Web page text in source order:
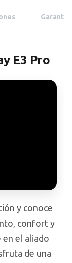
Garantía
E3 Pro
y conoce
confort y
el aliado
de una